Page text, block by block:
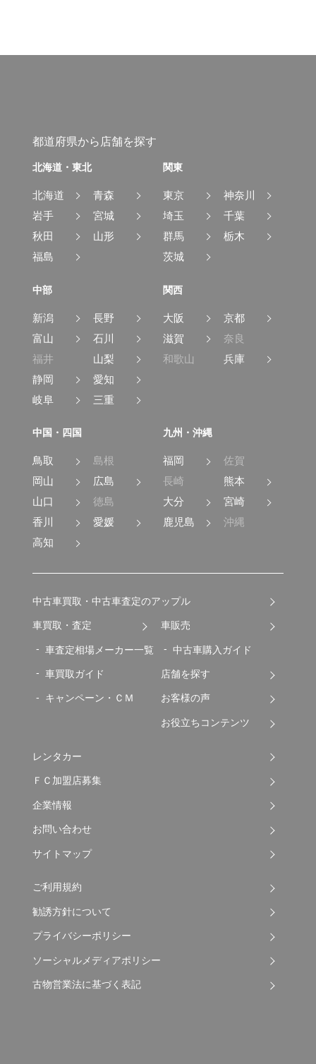
都道府県から店舗を探す
北海道・東北
北海道
青森
岩手
宮城
秋田
山形
福島
関東
東京
神奈川
埼玉
千葉
群馬
栃木
茨城
中部
新潟
長野
富山
石川
福井
山梨
静岡
愛知
岐阜
三重
関西
大阪
京都
滋賀
奈良
和歌山
兵庫
中国・四国
鳥取
島根
岡山
広島
山口
徳島
香川
愛媛
高知
九州・沖縄
福岡
佐賀
長崎
熊本
大分
宮崎
鹿児島
沖縄
中古車買取・中古車査定のアップル
車買取・査定
車査定相場メーカー一覧
車買取ガイド
キャンペーン・ＣＭ
車販売
中古車購入ガイド
店舗を探す
お客様の声
お役立ちコンテンツ
レンタカー
ＦＣ加盟店募集
企業情報
お問い合わせ
サイトマップ
ご利用規約
勧誘方針について
プライバシーポリシー
ソーシャルメディアポリシー
古物営業法に基づく表記